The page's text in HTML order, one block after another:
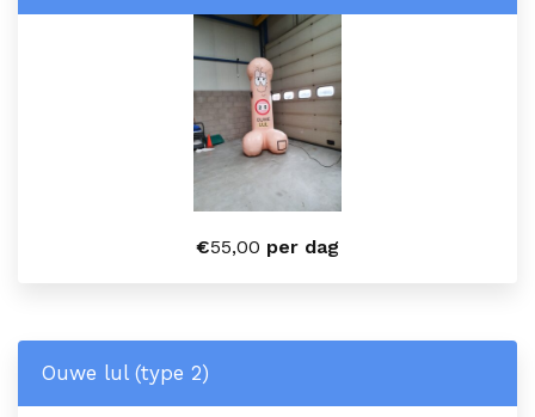
€55,00 per dag
Ouwe lul (type 2)